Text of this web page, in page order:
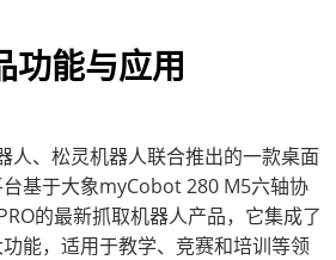
功能与应用
人、松灵机器人联合推出的一款桌面
基于大象myCobot 280 M5六轴协
的最新抓取机器人产品，它集成了
能，适用于教学、竞赛和培训等领